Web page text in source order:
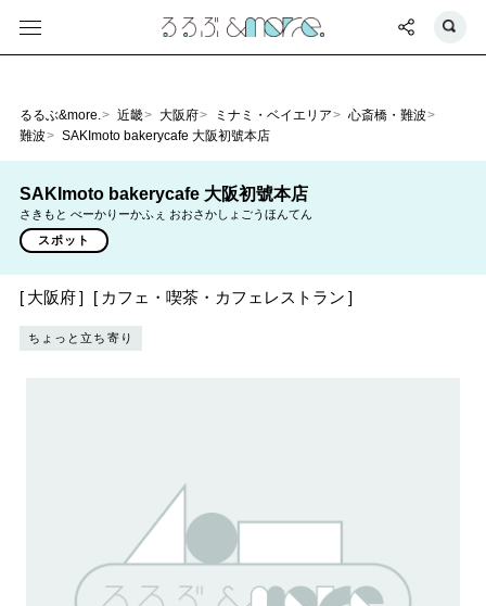
るるぶ&more. 近畿 大阪府 ミナミ・ベイエリア
心斎橋・難波
難波
SAKImoto bakerycafe 大阪初號本店
SAKImoto bakerycafe 大阪初號本店
さきもと べーかりーかふぇ おおさかしょごうほんてん
スポット
大阪府 カフェ・喫茶・カフェレストラン
ちょっと立ち寄り